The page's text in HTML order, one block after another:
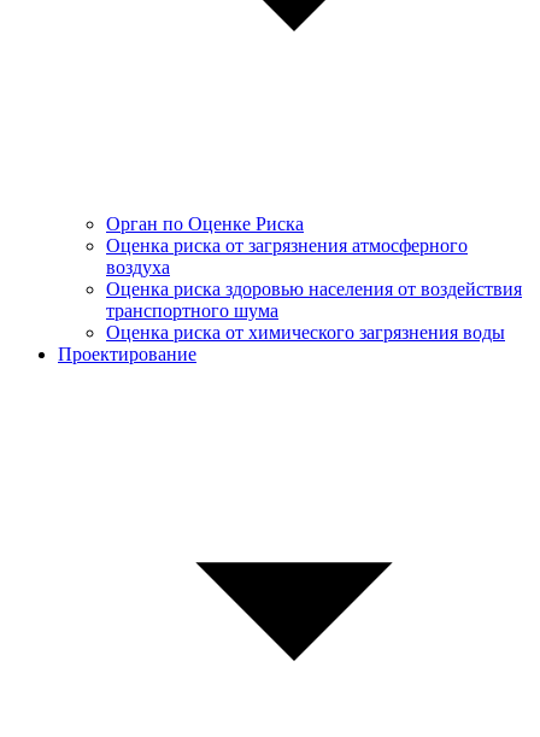
Орган по Оценке Риска
Оценка риска от загрязнения атмосферного
воздуха
Оценка риска здоровью населения от воздействия
транспортного шума
Оценка риска от химического загрязнения воды
Проектирование